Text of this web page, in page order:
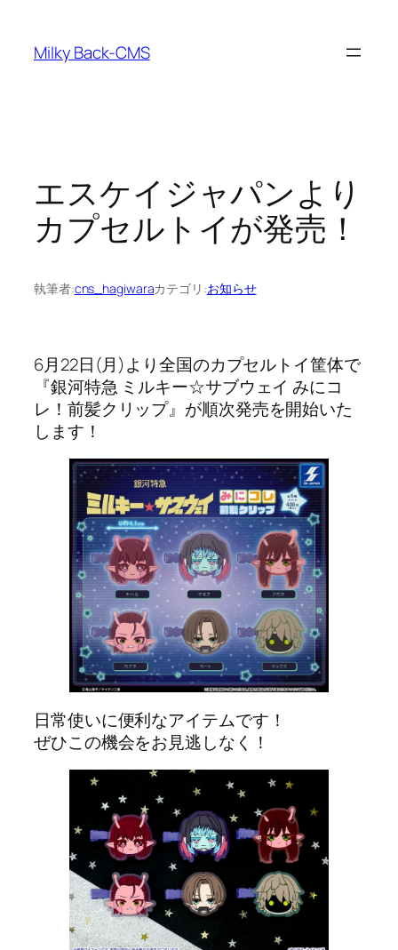
Milky Back-CMS
エスケイジャパンより
カプセルトイが発売！
執筆者:cns_hagiwaraカテゴリ:お知らせ
6月22日(月)より全国のカプセルトイ筐体で
『銀河特急 ミルキー☆サブウェイ みにコ
レ！前髪クリップ』が順次発売を開始いた
します！
日常使いに便利なアイテムです！
ぜひこの機会をお見逃しなく！